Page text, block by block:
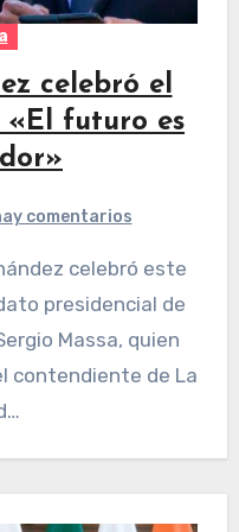
celebró el
«El futuro es
comentarios
presidencial de
Massa, quien
contendiente de La